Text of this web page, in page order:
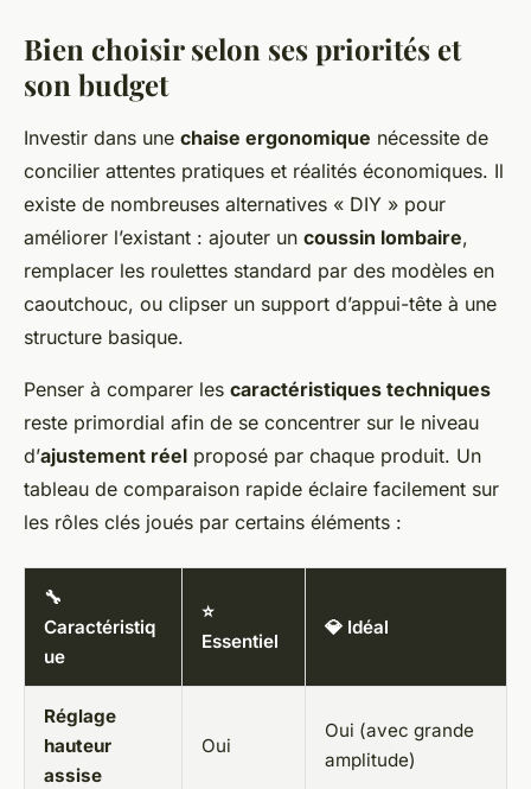
Bien choisir selon ses priorités et
son budget
Investir dans une chaise ergonomique nécessite de
concilier attentes pratiques et réalités économiques. Il
existe de nombreuses alternatives « DIY » pour
améliorer l’existant : ajouter un coussin lombaire,
remplacer les roulettes standard par des modèles en
caoutchouc, ou clipser un support d’appui-tête à une
structure basique.
Penser à comparer les caractéristiques techniques
reste primordial afin de se concentrer sur le niveau
d’ajustement réel proposé par chaque produit. Un
tableau de comparaison rapide éclaire facilement sur
les rôles clés joués par certains éléments :
🔧
Caractéristiq
ue
⭐
Essentiel
💎 Idéal
Réglage
hauteur
assise
Oui
Oui (avec grande
amplitude)